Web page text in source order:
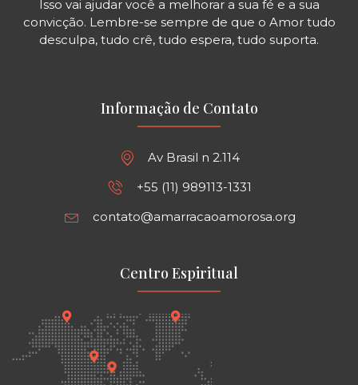
Isso vai ajudar você a melhorar a sua fé e a sua
convicção. Lembre-se sempre de que o Amor tudo
desculpa, tudo crê, tudo espera, tudo suporta.
Informação de Contato
Av Brasil n 2.114
+55 (11) 989113-1331
contato@amarracaoamorosa.org
Centro Espiritual